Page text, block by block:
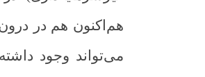
هم‌اکنون هم در
می‌تواند وجود